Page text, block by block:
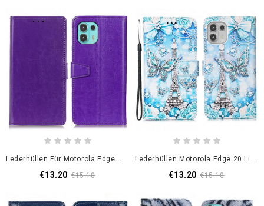
Lederhüllen Für Motorola Edge 20 Lite Schlichter Glänzender Ledereffekt
€13.20 €15.10
Lederhüllen Motorola Edge 20 Lite Armband Schmetterlinge Eiffelturm
€13.20 €15.10